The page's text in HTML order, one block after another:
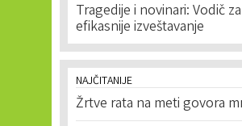
Tragedije i novinari: Vodič za
efikasnije izveštavanje
NAJČITANIJE
Žrtve rata na meti govora